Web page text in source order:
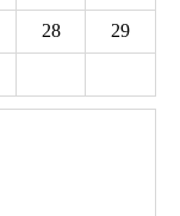
28 29